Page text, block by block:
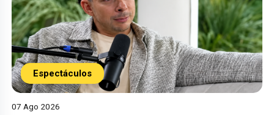
Espectáculos
07 Ago 2026